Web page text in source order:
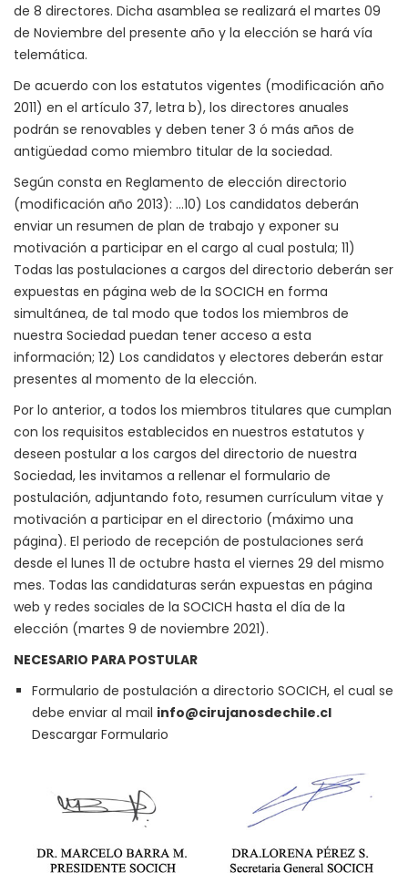
de 8 directores. Dicha asamblea se realizará el martes 09
de Noviembre del presente año y la elección se hará vía
telemática.
De acuerdo con los estatutos vigentes (modificación año
2011) en el artículo 37, letra b), los directores anuales
podrán se renovables y deben tener 3 ó más años de
antigüedad como miembro titular de la sociedad.
Según consta en Reglamento de elección directorio
(modificación año 2013): …10) Los candidatos deberán
enviar un resumen de plan de trabajo y exponer su
motivación a participar en el cargo al cual postula; 11)
Todas las postulaciones a cargos del directorio deberán ser
expuestas en página web de la SOCICH en forma
simultánea, de tal modo que todos los miembros de
nuestra Sociedad puedan tener acceso a esta
información; 12) Los candidatos y electores deberán estar
presentes al momento de la elección.
Por lo anterior, a todos los miembros titulares que cumplan
con los requisitos establecidos en nuestros estatutos y
deseen postular a los cargos del directorio de nuestra
Sociedad, les invitamos a rellenar el formulario de
postulación, adjuntando foto, resumen currículum vitae y
motivación a participar en el directorio (máximo una
página). El periodo de recepción de postulaciones será
desde el lunes 11 de octubre hasta el viernes 29 del mismo
mes. Todas las candidaturas serán expuestas en página
web y redes sociales de la SOCICH hasta el día de la
elección (martes 9 de noviembre 2021).
NECESARIO PARA POSTULAR
Formulario de postulación a directorio SOCICH, el cual se
debe enviar al mail info@cirujanosdechile.cl
Descargar Formulario